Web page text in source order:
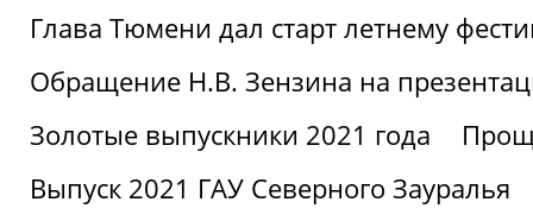
Глава Тюмени дал старт летнему
Обращение Н.В. Зензина на
Золотые выпускники 2021 года
Выпуск 2021 ГАУ Северного Зауралья